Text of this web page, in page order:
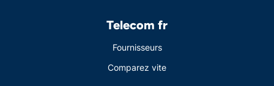
Telecom fr
Fournisseurs
Comparez vite